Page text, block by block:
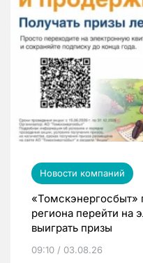
Новости компаний
«Томскэнергосбыт»
региона перейти на
выиграть призы
09:10 / 03.08.26